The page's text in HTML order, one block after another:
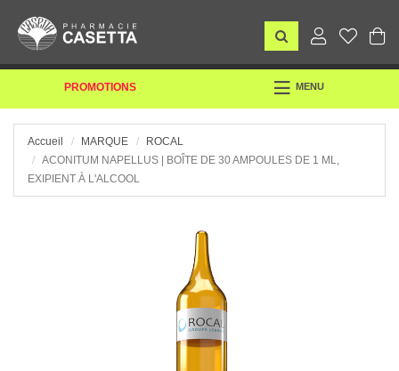
PROMOTIONS
TOGGLE
MENU
Accueil MARQUE
ROCAL
ACONITUM NAPELLUS | BOÎTE DE 30 AMPOULES DE 1 ML,
EXIPIENT À L'ALCOOL